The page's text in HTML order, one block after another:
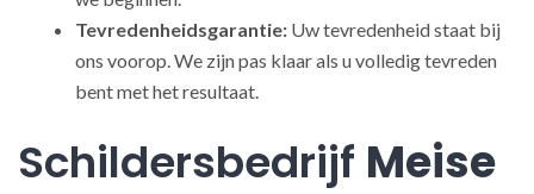
Tevredenheidsgarantie: Uw tevredenheid staat bij
ons voorop. We zijn pas klaar als u volledig tevreden
bent met het resultaat.
Schildersbedrijf Meise